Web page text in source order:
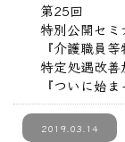
第25回
特別公開セミ
『介護職員
特定処遇改善
『ついに始
2019.03.14